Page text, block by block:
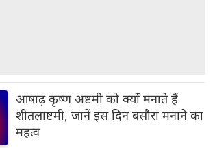
आषाढ़ कृष्ण अष्टमी को क्यों मनाते हैं
शीतलाष्टमी, जानें इस दिन बसौरा मनाने का
महत्व